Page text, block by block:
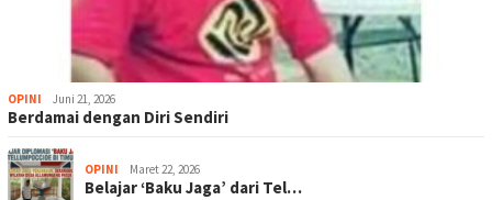
OPINI Juni 21, 2026
Berdamai dengan Diri Sendiri
OPINI Maret 22, 2026
Belajar ‘Baku Jaga’ dari Tel…